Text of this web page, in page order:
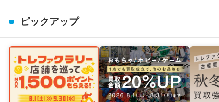
ピックアップ